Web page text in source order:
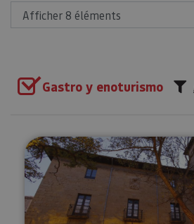
Gastro y enoturismo
Dîner